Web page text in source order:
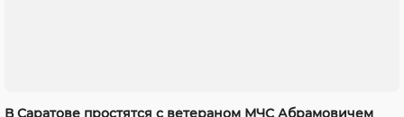
В Саратове простятся с ветераном МЧС Абрамовичем